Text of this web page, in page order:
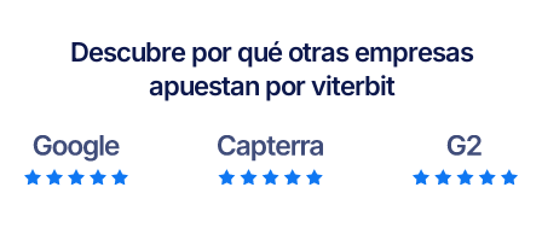
Descubre por qué otras empresas
apuestan por viterbit